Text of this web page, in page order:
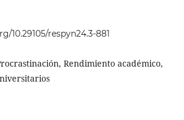
10.29105/respyn24.3-881
Rendimiento académico,